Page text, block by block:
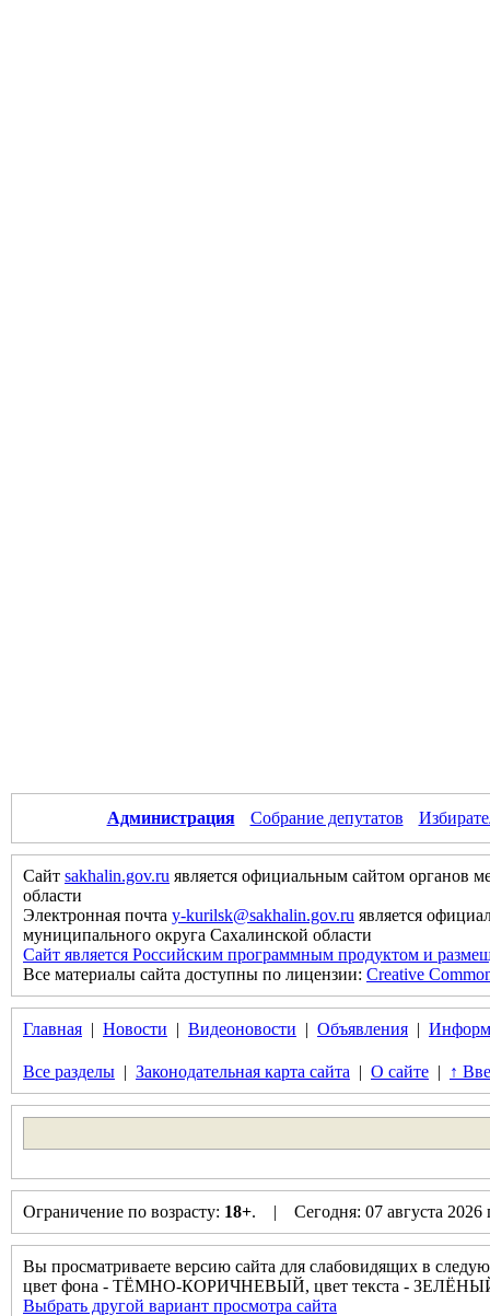
Администрация Собрание депутатов
Сайт sakhalin.gov.ru является официальным сайтом органов
области
Электронная почта y-kurilsk@sakhalin.gov.ru является
муниципального округа Сахалинской области
Сайт является Российским программным продуктом и
Все материалы сайта доступны по лицензии: Creative
Главная | Новости | Видеоновости | Объявления |
Все разделы | Законодательная карта сайта | О сайте | ↑
Ограничение по возрасту: 18+. | Сегодня: 07 августа
Вы просматриваете версию сайта для слабовидящих в
цвет фона - ТЁМНО-КОРИЧНЕВЫЙ, цвет текста -
Выбрать другой вариант просмотра сайта